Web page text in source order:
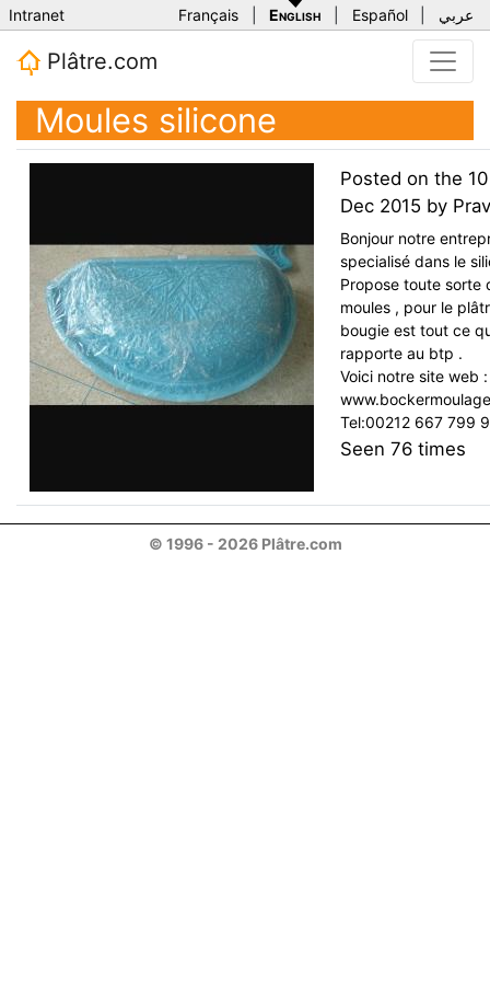
Intranet Français English Español عربي
Plâtre.com
Moules silicone
Posted on the 10
Dec 2015 by
Bonjour notre
specialisé dans le
Propose toute sorte
moules , pour le
bougie est tout ce
rapporte au btp .
Voici notre site web :
Tel:00212 667 799
Seen 76 times
© 1996 - 2026 Plâtre.com